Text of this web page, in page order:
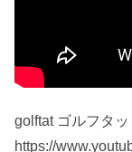
golftat ゴルフタ
https://